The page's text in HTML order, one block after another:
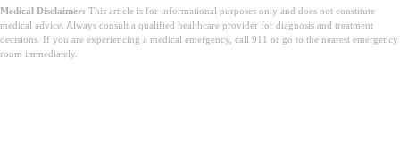
Medical Disclaimer: This article is for informational purposes only and does not constitute
medical advice. Always consult a qualified healthcare provider for diagnosis and treatment
decisions. If you are experiencing a medical emergency, call 911 or go to the nearest emergency
room immediately.